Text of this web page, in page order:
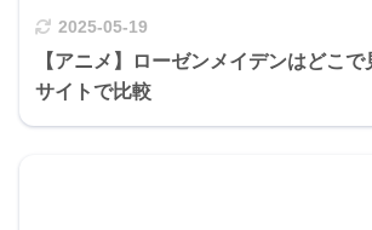
2025-05-19
【アニメ】ローゼンメイデンはどこ
サイトで比較